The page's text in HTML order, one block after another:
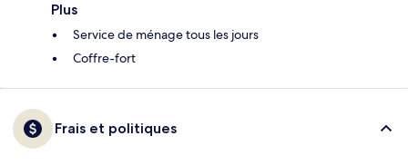
Plus
Service de ménage tous les jours
Coffre-fort
Frais et politiques